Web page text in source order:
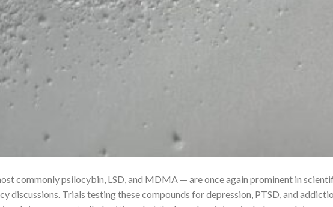
commonly psilocybin, LSD, and MDMA — are once again prominent in
discussions. Trials testing these compounds for depression, PTSD, and